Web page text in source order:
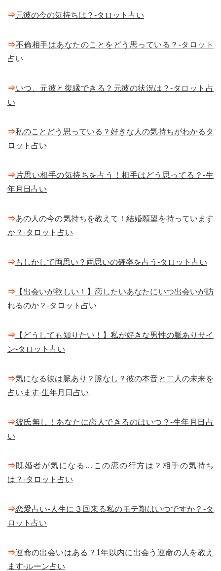
⇒元彼の今の気持ちは？-タロット占い
⇒不倫相手はあなたのことをどう思っている？-タロット
占い
⇒いつ、元彼と復縁できる？元彼の状況は？-タロット占
い
⇒私のことどう思っている？好きな人の気持ちがわかるタ
ロット占い
⇒ 片思い相手の気持ちを占う！相手はどう思ってる？-生
年月日占い
⇒あの人の今の気持ちを教えて！結婚願望を持っています
か？-タロット占い
⇒もしかして両思い？両思いの確率を占う-タロット占い
⇒ 【出会いが欲しい！】恋したいあなたにいつ出会いが訪
れるのか？-タロット占い
⇒ 【どうしても知りたい！】私が好きな男性の脈ありサイ
ン-タロット占い
⇒気になる彼は脈あり？脈なし？彼の本音と二人の未来を
占います-生年月日占い
⇒彼氏無し！あなたに恋人できるのはいつ？-生年月日占
い
⇒既婚者が気になる…この恋の行方は？相手の気持ち
は？-タロット占い
⇒恋愛占い-人生に３回来る私のモテ期はいつですか？-タ
ロット占い
⇒運命の出会いはある？1年以内に出会う運命の人を教え
ます-ルーン占い